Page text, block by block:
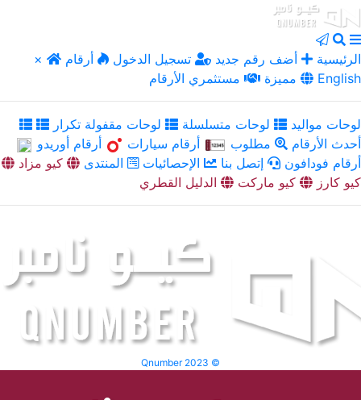
× الرئيسية أضف رقم جديد تسجيل الدخول
أرقام
مميزة
مستثمري الأرقام English
لوحات مواليد لوحات متسلسلة
لوحات مقفولة تكرار
أحدث الأرقام
مطلوب أرقام سيارات
أرقام أوريدو
أرقام فودافون
إتصل بنا الإحصائيات المنتدى
كيو مزاد
كيو كارز
كيو ماركت الدليل القطري
Qnumber 2023 ©